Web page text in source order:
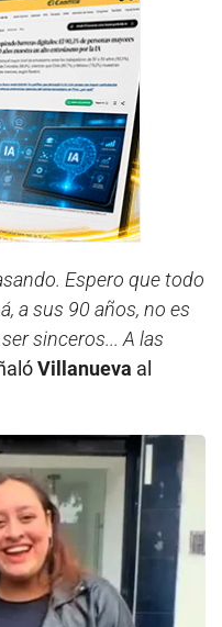
Espero que todo
a sus 90 años, no es
sinceros... A las
Villanueva al